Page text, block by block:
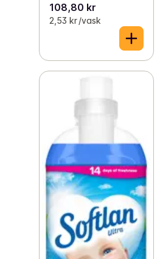
108,80 kr
2,53 kr /vask